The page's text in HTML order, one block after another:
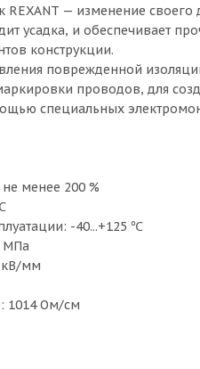
REXANT — изменение
усадка, и обеспечивает
конструкции.
поврежденной
проводов, для
специальных
менее 200 %
-40...+125 ℃
МПа
кВ/мм
1014 Ом/см